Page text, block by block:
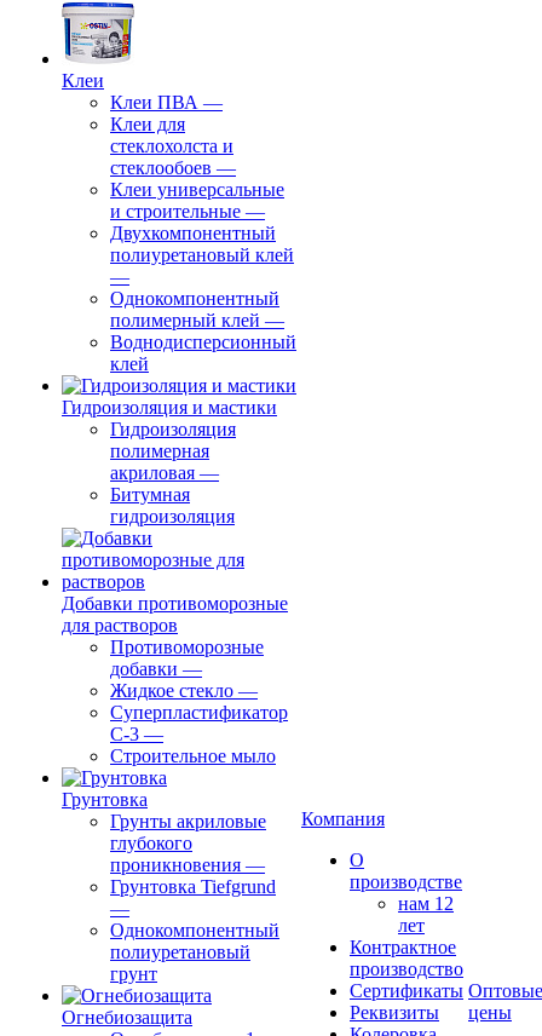
Клеи
Клеи ПВА —
Клеи для
стеклохолста и
стеклообоев —
Клеи универсальные
и строительные —
Двухкомпонентный
полиуретановый клей
—
Однокомпонентный
полимерный клей —
Воднодисперсионный
клей
Гидроизоляция и мастики
Гидроизоляция
полимерная
акриловая —
Битумная
гидроизоляция
Добавки противоморозные
для растворов
Противоморозные
добавки —
Жидкое стекло —
Суперпластификатор
С-3 —
Строительное мыло
Грунтовка
Грунты акриловые
глубокого
проникновения —
Грунтовка Tiefgrund
—
Однокомпонентный
полиуретановый
грунт
Огнебиозащита
Компания
О
производстве
нам 12
лет
Контрактное
производство
Сертификаты
Реквизиты
Оптовые
цены